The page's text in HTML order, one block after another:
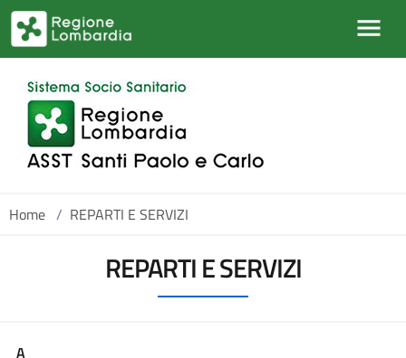
Salta al contenuto principale
Home / REPARTI E SERVIZI
REPARTI E SERVIZI
A